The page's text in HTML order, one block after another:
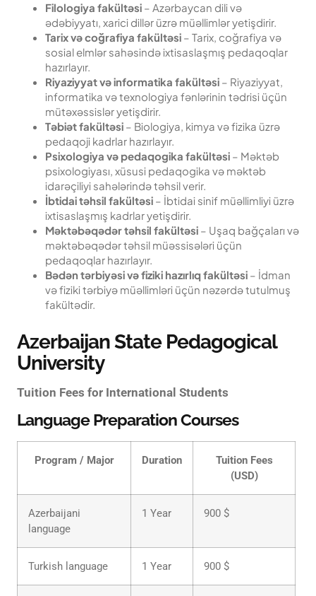
Filologiya fakültəsi – Azərbaycan dili və
ədəbiyyatı, xarici dillər üzrə müəllimlər yetişdirir.
Tarix və coğrafiya fakültəsi – Tarix, coğrafiya və
sosial elmlər sahəsində ixtisaslaşmış pedaqoqlar
hazırlayır.
Riyaziyyat və informatika fakültəsi – Riyaziyyat,
informatika və texnologiya fənlərinin tədrisi üçün
mütəxəssislər yetişdirir.
Təbiət fakültəsi – Biologiya, kimya və fizika üzrə
pedaqoji kadrlar hazırlayır.
Psixologiya və pedaqogika fakültəsi – Məktəb
psixologiyası, xüsusi pedaqogika və məktəb
idarəçiliyi sahələrində təhsil verir.
İbtidai təhsil fakültəsi – İbtidai sinif müəllimliyi üzrə
ixtisaslaşmış kadrlar yetişdirir.
Məktəbəqədər təhsil fakültəsi – Uşaq bağçaları və
məktəbəqədər təhsil müəssisələri üçün
pedaqoqlar hazırlayır.
Bədən tərbiyəsi və fiziki hazırlıq fakültəsi – İdman
və fiziki tərbiyə müəllimləri üçün nəzərdə tutulmuş
fakültədir.
Azerbaijan State Pedagogical
University
Tuition Fees for International Students
Language Preparation Courses
Program / Major Duration
Tuition Fees
(USD)
Azerbaijani
language
1 Year 900 $
Turkish language 1 Year 900 $